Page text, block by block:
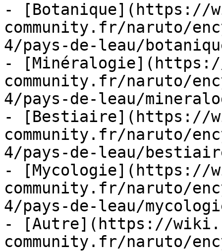
- [Botanique](https://
community.fr/naruto/
4/pays-de-leau/
-
community.fr/naruto/
4/pays-de-leau/
- [Bestiaire](https://
community.fr/naruto/
4/pays-de-leau/
- [Mycologie](https://
community.fr/naruto/
4/pays-de-leau/
- [Autre](https://
community.fr/naruto/